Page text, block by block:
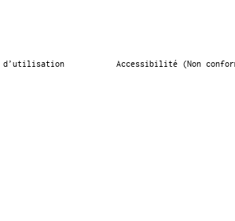
d’utilisation Accessibilité (Non